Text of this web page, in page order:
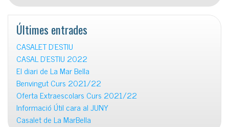
Últimes entrades
CASALET D’ESTIU
CASAL D’ESTIU 2022
El diari de La Mar Bella
Benvingut Curs 2021/22
Oferta Extraescolars Curs 2021/22
Informació Útil cara al JUNY
Casalet de La MarBella